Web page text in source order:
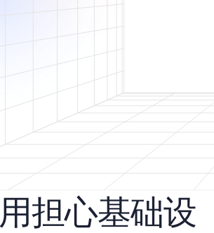
担心基础设